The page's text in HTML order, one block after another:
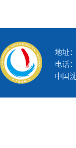
地址
电话
中国